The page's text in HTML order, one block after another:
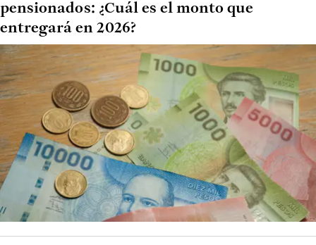
pensionados: ¿Cuál es el monto que
entregará en 2026?